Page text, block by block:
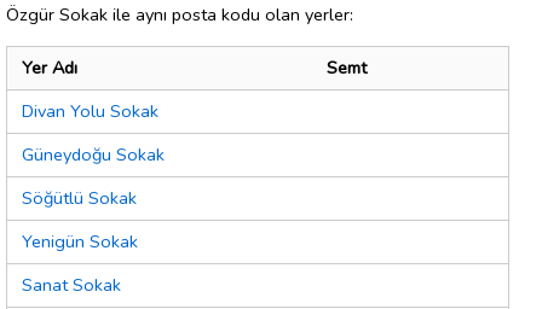
Özgür Sokak ile aynı posta kodu olan yerler:
Yer Adı
Semt
Divan Yolu Sokak
Güneydoğu Sokak
Söğütlü Sokak
Yenigün Sokak
Sanat Sokak